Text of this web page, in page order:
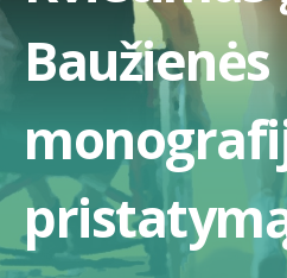
Baužienės